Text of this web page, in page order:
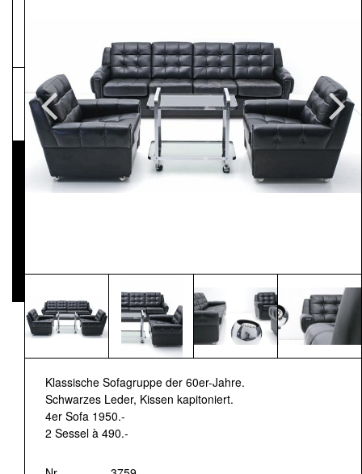
Klassische Sofagruppe der 60er-Jahre.
Schwarzes Leder, Kissen kapitoniert.
4er Sofa 1950.-
2 Sessel à 490.-
Pressematerial